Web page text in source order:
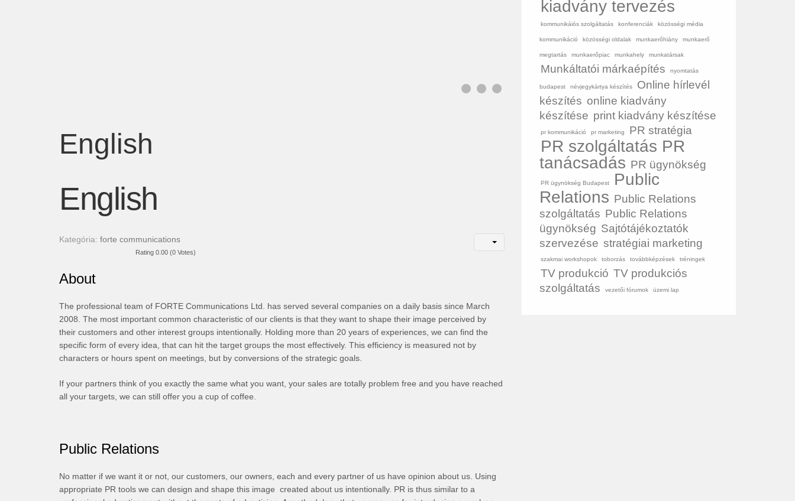
English
English
Kategória: forte communications
Rating 0.00 (0 Votes)
About
The professional team of FORTE Communications Ltd. has served several companies on a daily basis since March
2008. The most important common characteristic of our clients is that they want to shape their image perceived by
their customers and other interest groups intentionally. Holding more than 20 years of experiences, we can find the
specific form of every idea, that can hit the target groups the most effectively. This efficiency is measured not by
characters or hours spent on meetings, but by conversions of the strategic goals.
If your partners think of you exactly the same what you want, your sales are totally problem free and you have reached
all your targets, we can still offer you a cup of coffee.
Public Relations
No matter if we want it or not, our customers, our owners, each and every partner of us have opinion about us. Using
appropriate PR tools we can design and shape this image created about us intentionally. PR is thus similar to a
kiadvány tervezés
kommunikáiós szolgáltatás konferenciák közösségi média
kommunikáció közösségi oldalak munkaerőhiány munkaerő
megtartás munkaerőpiac munkahely munkatársak
Munkáltatói márkaépítés nyomtatás
budapest névjegykártya készítés
Online hírlevél
készítés online kiadvány
készítése print kiadvány készítése
pr kommunikáció pr marketing PR stratégia
PR szolgáltatás PR
tanácsadás PR ügynökség
PR ügynökség Budapest
Public
Relations Public Relations
szolgáltatás Public Relations
ügynökség Sajtótájékoztatók
szervezése stratégiai marketing
szakmai workshopok toborzás továbbképzések tréningek
TV produkció TV produkciós
szolgáltatás
vezetői fórumok üzemi lap